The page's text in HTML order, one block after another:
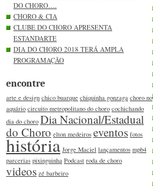
DO CHORO….
CHORO & CIA
CLUBE DO CHORO APRESENTA
ESTANDARTE
DIA DO CHORO 2018 TERÁ AMPLA
PROGRAMAÇÃO
encontre
arte e design chico buarque chiquinha gonzaga choro no
aquário circuito metropolitano do choro cochichando
dia do choro Dia Nacional/Estadual
do Choro elton medeiros eventos fotos
história Jorge Maciel lançamentos mpb4
parcerias pixinguinha Podcast roda de choro
videos zé barbeiro